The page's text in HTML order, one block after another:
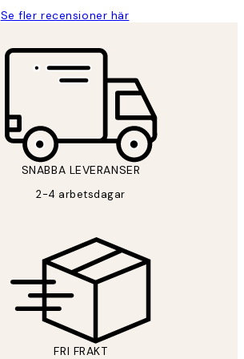
Se fler recensioner här
SNABBA LEVERANSER
2-4 arbetsdagar
FRI FRAKT